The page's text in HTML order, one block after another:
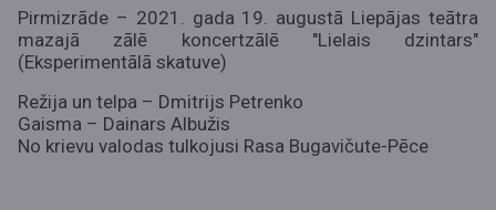
Pirmizrāde – 2021. gada 19. augustā Liepājas teātra
mazajā zālē koncertzālē "Lielais dzintars"
(Eksperimentālā skatuve)
Režija un telpa – Dmitrijs Petrenko
Gaisma – Dainars Albužis
No krievu valodas tulkojusi Rasa Bugavičute-Pēce